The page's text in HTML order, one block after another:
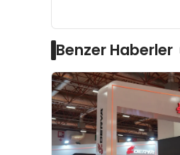
Benzer Haberler